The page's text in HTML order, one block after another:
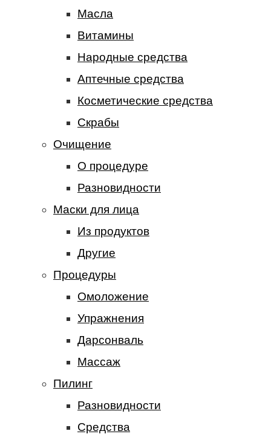
Масла
Витамины
Народные средства
Аптечные средства
Косметические средства
Скрабы
Очищение
О процедуре
Разновидности
Маски для лица
Из продуктов
Другие
Процедуры
Омоложение
Упражнения
Дарсонваль
Массаж
Пилинг
Разновидности
Средства